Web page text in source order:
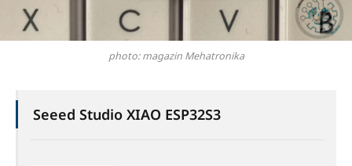
photo: magazin Mehatronika
Seeed Studio XIAO ESP32S3